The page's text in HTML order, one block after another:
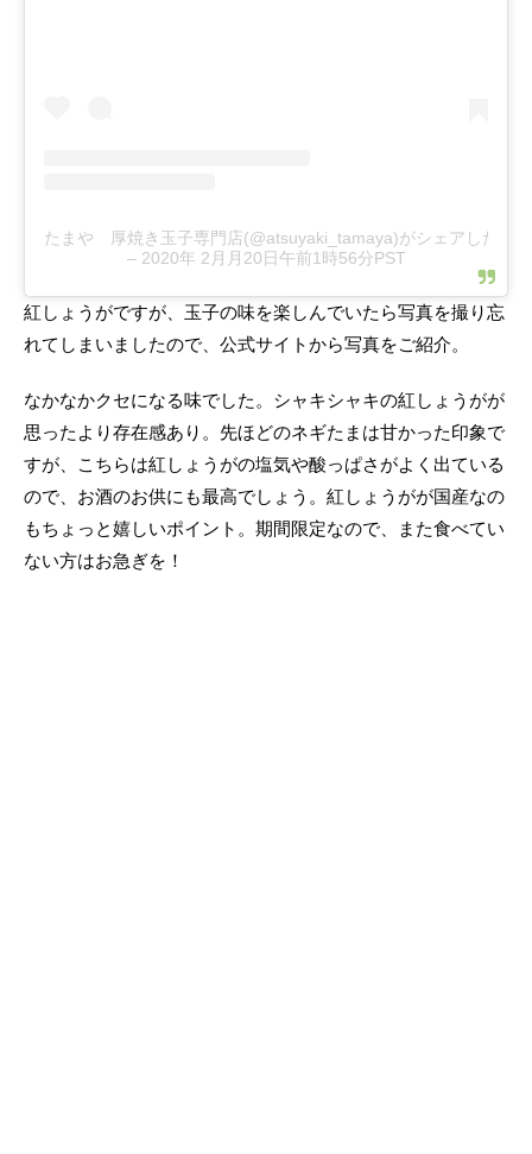
たまや 厚焼き玉子専門店(@atsuyaki_tamaya)がシェアした投稿
– 2020年 2月月20日午前1時56分PST
紅しょうがですが、玉子の味を楽しんでいたら写真を撮り忘
れてしまいましたので、公式サイトから写真をご紹介。
なかなかクセになる味でした。シャキシャキの紅しょうがが
思ったより存在感あり。先ほどのネギたまは甘かった印象で
すが、こちらは紅しょうがの塩気や酸っぱさがよく出ている
ので、お酒のお供にも最高でしょう。紅しょうがが国産なの
もちょっと嬉しいポイント。期間限定なので、また食べてい
ない方はお急ぎを！